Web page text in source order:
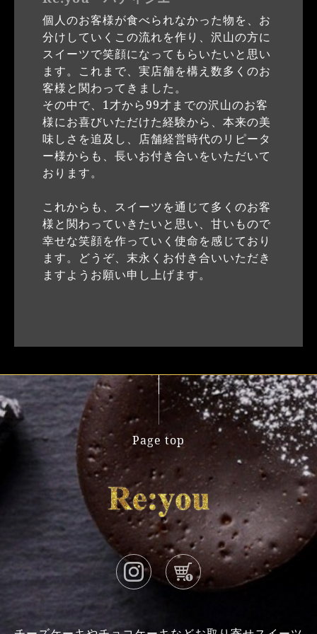
個人のお客様が食べられなかった物を、お
分けしていくこの流れを作り、沢山の方に
スイーツで笑顔になってもらいたいと思い
ます。これまで、実店舗を構え数多くのお
客様と関わってきました。
その中で、1才から99才までの沢山のお客
様にお喜びいただけた経験から、本来の美
味しさを追及し、店舗経営時代のリピータ
ー様からも、長いお付き合いをいただいて
おります。
これからも、スイーツを通じて多くのお客
様と関わっていきたいと思い、甘いもので
幸せな笑顔を作っていく使命を感じており
ます。どうぞ、末永くお付き合いいただき
ますようお願い申し上げます。
Page top